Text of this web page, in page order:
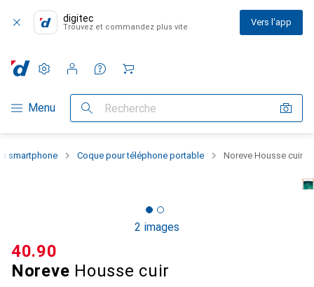
digitec
Trouvez et commandez plus vite Vers l'app
Navigation par catégorie
Menu Recherche
Paramètres
Compte client
Listes de comparaison
Listes d'envies
Panier
smartphone Coque pour téléphone portable Noreve Housse cuir
2 images
Noreve Housse cuir
CHF
40.90